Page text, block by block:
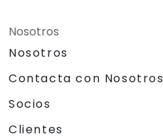
Nosotros
Nosotros
Contacta con Nosotros
Socios
Clientes